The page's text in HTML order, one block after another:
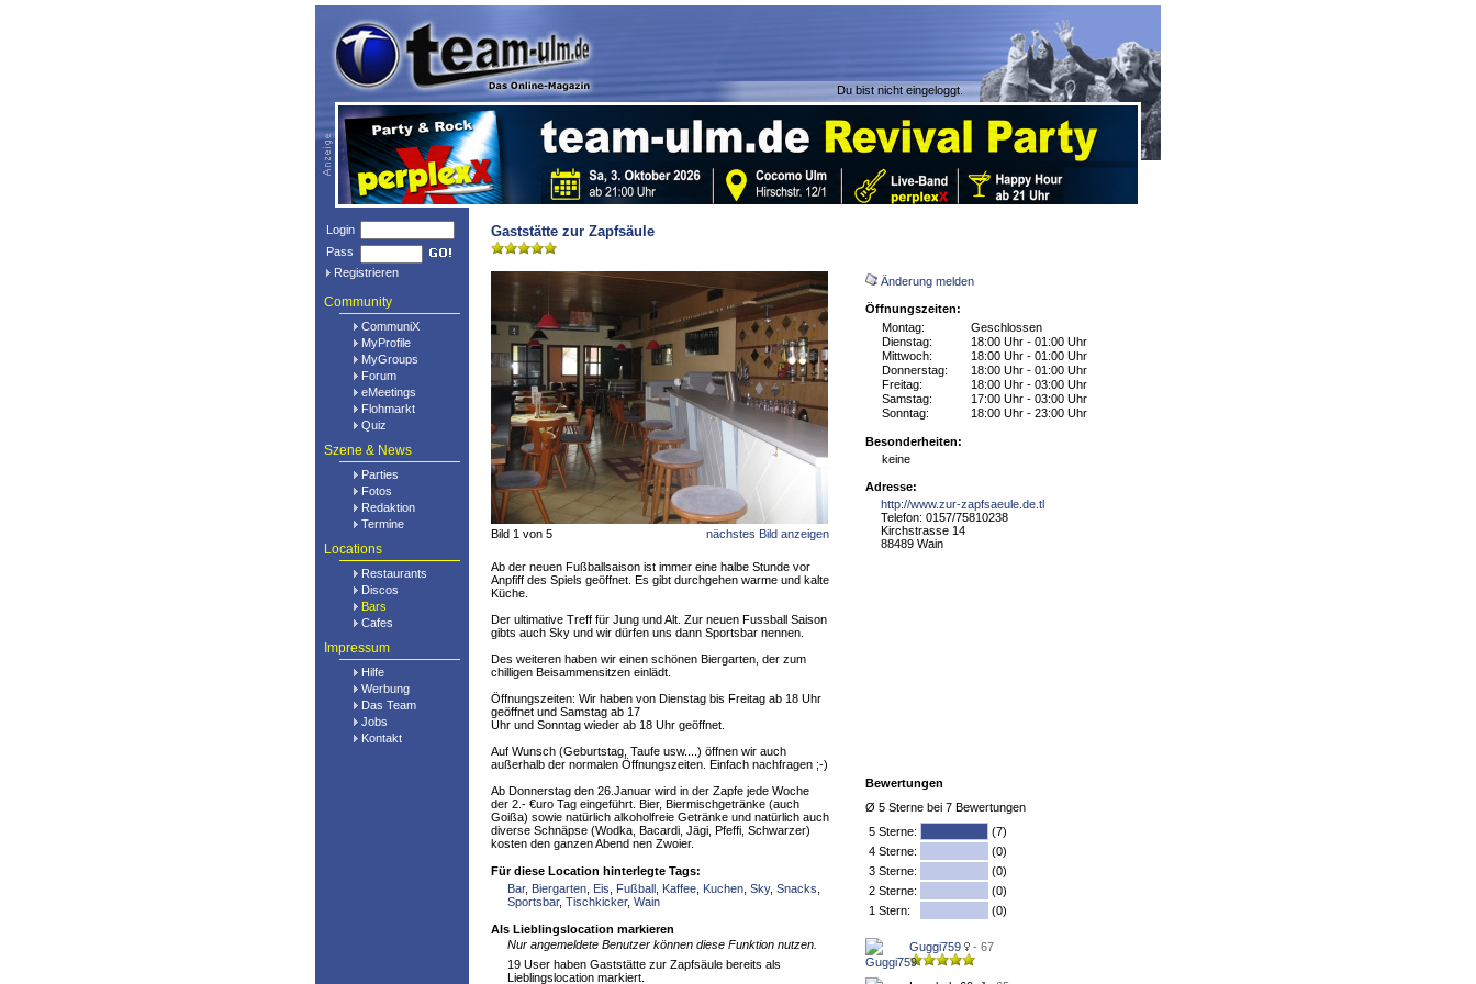
Du bist nicht eingeloggt.
Login
Pass
Registrieren
Community
CommuniX
MyProfile
MyGroups
Forum
eMeetings
Flohmarkt
Quiz
Szene & News
Parties
Fotos
Redaktion
Termine
Locations
Restaurants
Discos
Bars
Cafes
Impressum
Hilfe
Werbung
Das Team
Jobs
Kontakt
Gaststätte zur Zapfsäule
Änderung melden
Öffnungszeiten:
Montag:
Geschlossen
Dienstag:
18:00 Uhr - 01:00 Uhr
Mittwoch:
18:00 Uhr - 01:00 Uhr
Donnerstag:
18:00 Uhr - 01:00 Uhr
Freitag:
18:00 Uhr - 03:00 Uhr
Samstag:
17:00 Uhr - 03:00 Uhr
Sonntag:
18:00 Uhr - 23:00 Uhr
Besonderheiten:
keine
Adresse:
http://www.zur-zapfsaeule.de.tl
Telefon: 0157/75810238
Kirchstrasse 14
88489 Wain
Bewertungen
Ø 5 Sterne bei 7 Bewertungen
5 Sterne:
(7)
4 Sterne:
(0)
3 Sterne:
(0)
2 Sterne:
(0)
1 Stern:
(0)
Guggi759 - 67
Bild 1 von 5 nächstes Bild anzeigen
Ab der neuen Fußballsaison ist immer eine halbe Stunde vor
Anpfiff des Spiels geöffnet. Es gibt durchgehen warme und kalte
Küche.
Der ultimative Treff für Jung und Alt. Zur neuen Fussball Saison
gibts auch Sky und wir dürfen uns dann Sportsbar nennen.
Des weiteren haben wir einen schönen Biergarten, der zum
chilligen Beisammensitzen einlädt.
Öffnungszeiten: Wir haben von Dienstag bis Freitag ab 18 Uhr
geöffnet und Samstag ab 17
Uhr und Sonntag wieder ab 18 Uhr geöffnet.
Auf Wunsch (Geburtstag, Taufe usw....) öffnen wir auch
außerhalb der normalen Öffnungszeiten. Einfach nachfragen ;-)
Ab Donnerstag den 26.Januar wird in der Zapfe jede Woche
der 2.- €uro Tag eingeführt. Bier, Biermischgetränke (auch
Goißa) sowie natürlich alkoholfreie Getränke und natürlich auch
diverse Schnäpse (Wodka, Bacardi, Jägi, Pfeffi, Schwarzer)
kosten den ganzen Abend nen Zwoier.
Für diese Location hinterlegte Tags:
Bar, Biergarten Eis Fußball Kaffee Kuchen Sky, Snacks
Sportsbar, Tischkicker, Wain
Als Lieblingslocation markieren
Nur angemeldete Benutzer können diese Funktion nutzen.
19 User haben Gaststätte zur Zapfsäule bereits als
Lieblingslocation markiert.